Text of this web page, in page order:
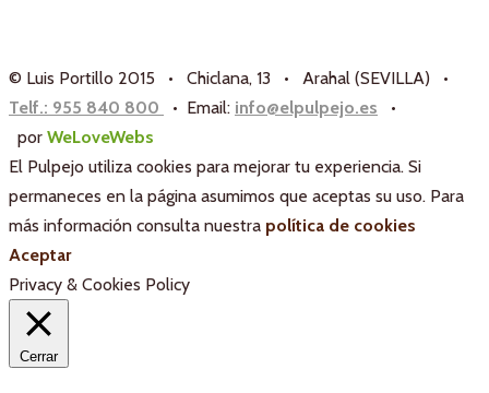
© Luis Portillo 2015 • Chiclana, 13 • Arahal (SEVILLA) •
Telf.: 955 840 800
• Email: info@elpulpejo.es
•
por WeLoveWebs
El Pulpejo utiliza cookies para mejorar tu experiencia. Si
permaneces en la página asumimos que aceptas su uso. Para
más información consulta nuestra política de cookies
Aceptar
Privacy & Cookies Policy
Cerrar